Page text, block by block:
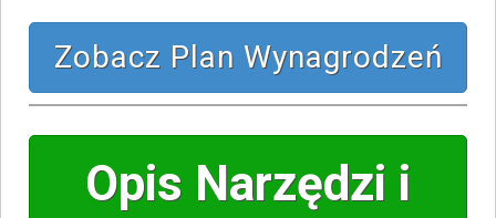
Zobacz Plan Wynagrodzeń
Opis Narzędzi i